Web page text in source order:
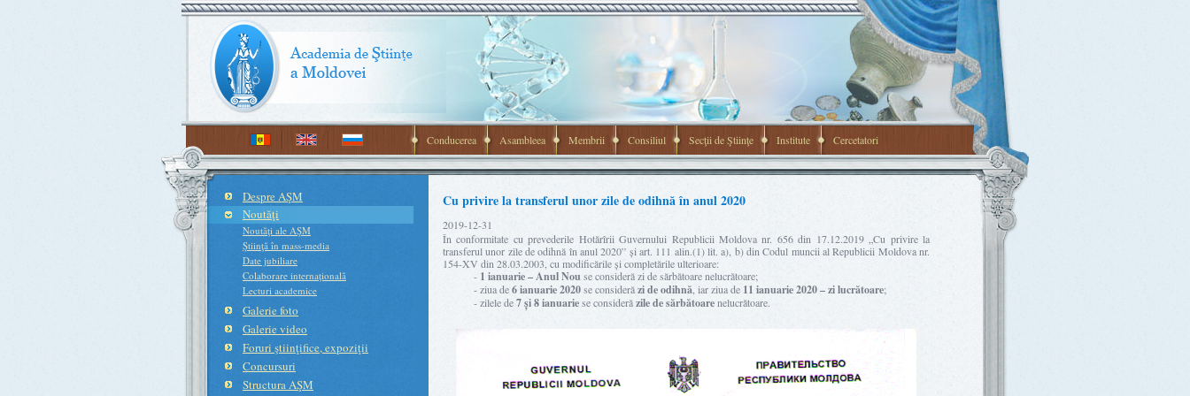
Conducerea Asambleea Membrii Consiliul Secţii de Ştiinţe Institute Cercetatori
Despre AŞM
Noutăţi
Noutăţi ale AŞM
Ştiinţă în mass-media
Date jubiliare
Colaborare internaţională
Lecturi academice
Galerie foto
Galerie video
Foruri ştiinţifice, expoziţii
Concursuri
Structura AŞM
Cu privire la transferul unor zile de odihnă în anul 2020
2019-12-31
În conformitate cu prevederile Hotărîrii Guvernului Republicii Moldova nr. 656 din 17.12.2019 „Cu privire la
transferul unor zile de odihnă în anul 2020” și art. 111 alin.(1) lit. a), b) din Codul muncii al Republicii Moldova nr.
154-XV din 28.03.2003, cu modificările și completările ulterioare:
- 1 ianuarie – Anul Nouse consideră zi de sărbătoare nelucrătoare;
- ziua de6 ianuarie 2020se considerăzi de odihnă , iar ziua de 11 ianuarie 2020 – zi lucrătoare;
- zilele de7 și 8 ianuariese considerăzile de sărbătoarenelucrătoare.